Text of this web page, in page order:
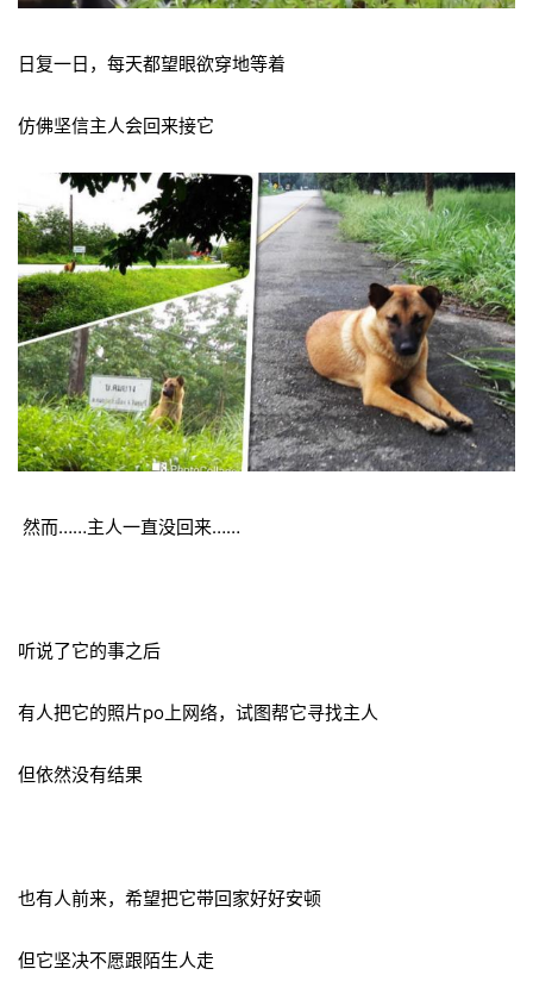
日复一日，每天都望眼欲穿地等着
仿佛坚信主人会回来接它
然而……主人一直没回来……
听说了它的事之后
有人把它的照片po上网络，试图帮它寻找主人
但依然没有结果
也有人前来，希望把它带回家好好安顿
但它坚决不愿跟陌生人走